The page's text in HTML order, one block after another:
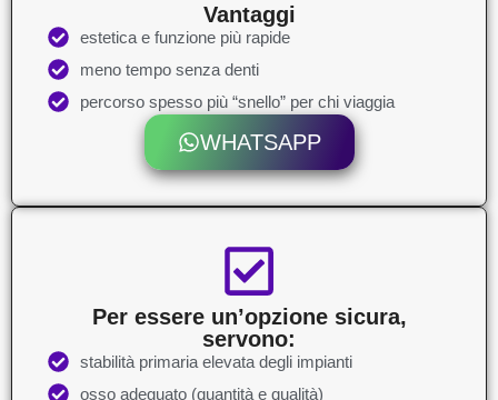
Vantaggi
estetica e funzione più rapide
meno tempo senza denti
percorso spesso più “snello” per chi viaggia
WHATSAPP
Per essere un’opzione sicura,
servono:
stabilità primaria elevata degli impianti
osso adeguato (quantità e qualità)